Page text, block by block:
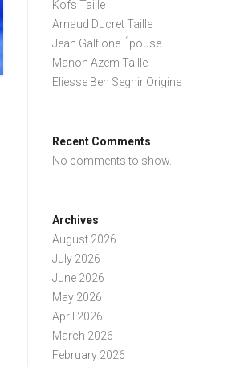
Kofs Taille
Arnaud Ducret Taille
Jean Galfione Épouse
Manon Azem Taille
Eliesse Ben Seghir Origine
Recent Comments
No comments to show.
Archives
August 2026
July 2026
June 2026
May 2026
April 2026
March 2026
February 2026